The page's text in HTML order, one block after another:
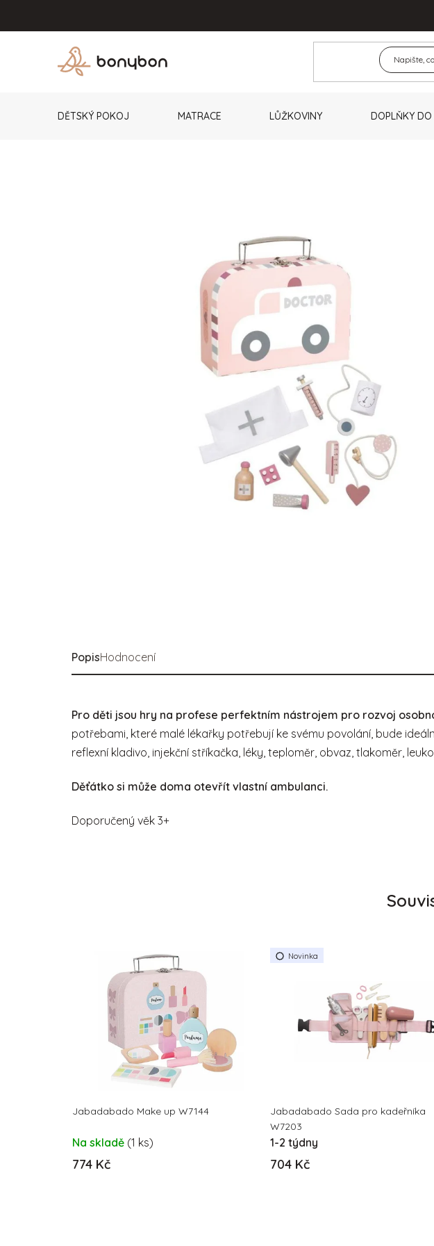
DĚTSKÝ POKOJ MATRACE LŮŽKOVINY DOPLŇKY
PopisHodnocení
Pro děti jsou hry na profese perfektním nástrojem pro rozvoj
potřebami, které malé lékařky potřebují ke svému povolání, bude
reflexní kladivo, injekční stříkačka, léky, teploměr, obvaz, tlakoměr,
Děťátko si může doma otevřít vlastní ambulanci.
Doporučený věk 3+
Jabadabado Make up W7144
Na skladě (1 ks)
774 Kč
Novinka
Jabadabado Sada pro kadeřníka
W7203
1-2 týdny
704 Kč